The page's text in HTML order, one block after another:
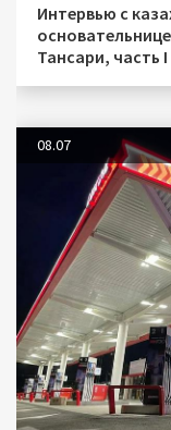
Интервью с
Тансари, часть I
08.07